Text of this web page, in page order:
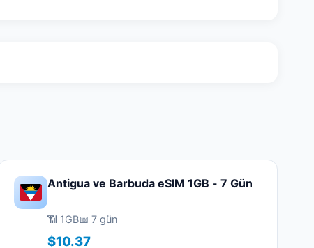
Antigua ve Barbuda eSIM 1GB - 7 Gün
📶 1GB📅 7 gün
$10.37